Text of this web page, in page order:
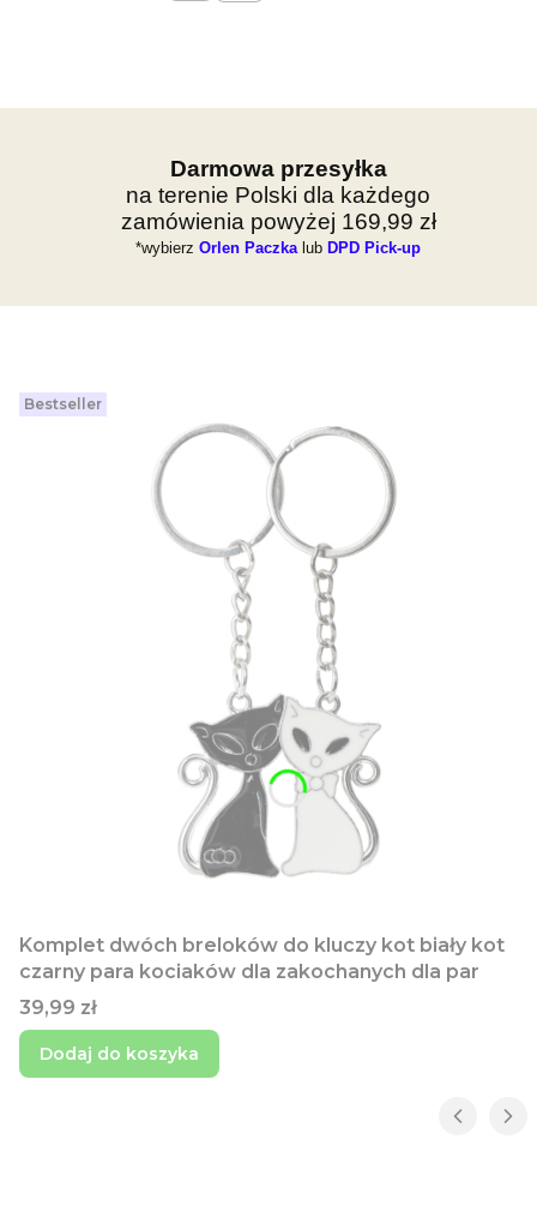
Darmowa przesyłka
na terenie Polski dla każdego
zamówienia powyżej 169,99 zł
*wybierz Orlen Paczkalub DPD Pick-up
Bestseller
Komplet dwóch breloków do kluczy kot biały kot
czarny para kociaków dla zakochanych dla par
Cena
39,99 zł
Dodaj do koszyka